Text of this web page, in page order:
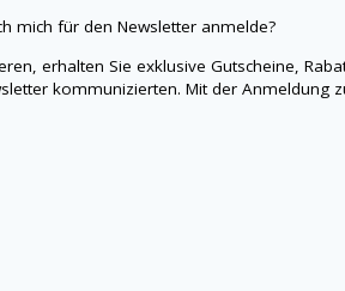
mich für den Newsletter anmelde?
erhalten Sie exklusive Gutscheine,
kommunizierten. Mit der Anmeldung